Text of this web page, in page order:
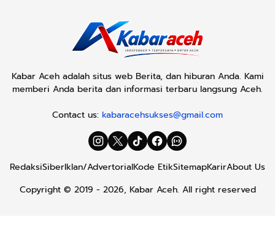
Kabar Aceh adalah situs web Berita, dan hiburan Anda. Kami
memberi Anda berita dan informasi terbaru langsung Aceh.
Contact us: kabaracehsukses@gmail.com
RedaksiSiberIklan/AdvertorialKode EtikSitemapKarirAbout Us
Copyright © 2019 - 2026, Kabar Aceh. All right reserved